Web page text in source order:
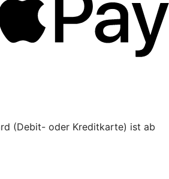
(Debit- oder Kreditkarte) ist ab